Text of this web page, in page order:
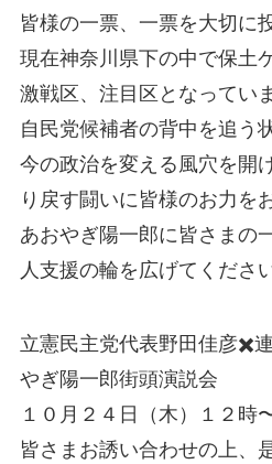
皆様の一票、一票を大切に
現在神奈川県下の中で保土
激戦区、注目区となってい
自民党候補者の背中を追う
今の政治を変える風穴を開
り戻す闘いに皆様のお力を
あおやぎ陽一郎に皆さまの
人支援の輪を広げてくださ
立憲民主党代表野田佳彦✖️
やぎ陽一郎街頭演説会
１０月２４日（木）１２
皆さまお誘い合わせの上、